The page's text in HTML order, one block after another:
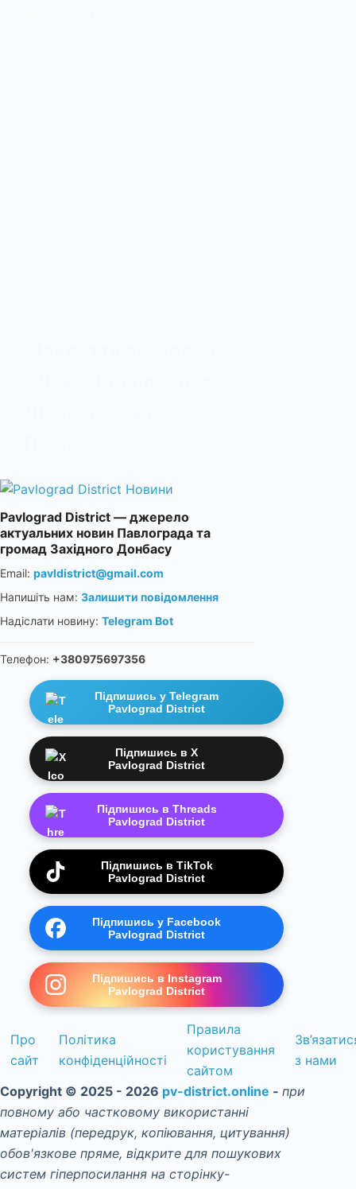
7 Лютого, 2025
Pavlograd District — джерело
актуальних новин Павлограда та
громад Західного Донбасу
Email: pavldistrict@gmail.com
Напишіть нам: Залишити повідомлення
Надіслати новину: Telegram Bot
Телефон: +380975697356
Підпишись у Telegram
Pavlograd District
Підпишись в X
Pavlograd District
Підпишись в Threads
Pavlograd District
Підпишись в TikTok
Pavlograd District
Підпишись у Facebook
Pavlograd District
Підпишись в Instagram
Pavlograd District
Про
сайт
Політика
конфіденційності
Правила
користування
сайтом
з нами
Copyright © 2025 - 2026 pv-district.online - при
повному або частковому використанні
матеріалів (передрук, копіювання, цитування)
обов'язкове пряме, відкрите для пошукових
систем гіперпосилання на сторінку-